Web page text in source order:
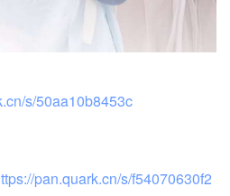
s/50aa10b8453c
pan.quark.cn/s/f54070630f2